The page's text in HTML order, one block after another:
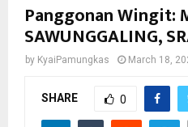
Panggonan Wingit:
SAWUNGGALING,
by KyaiPamungkas March 18,
SHARE 0